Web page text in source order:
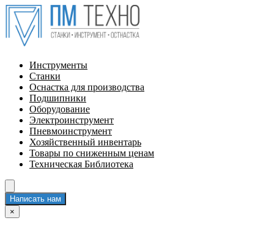
Инструменты
Станки
Оснастка для производства
Подшипники
Оборудование
Электроинструмент
Пневмоинструмент
Хозяйственный инвентарь
Товары по сниженным ценам
Техническая Библиотека
Написать нам
×